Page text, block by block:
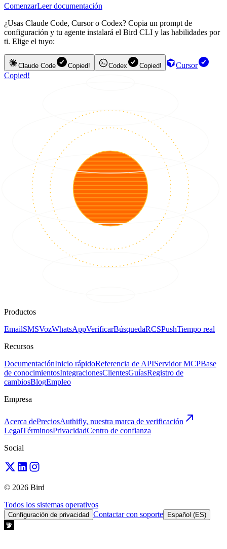
ComenzarLeer documentación
¿Usas Claude Code, Cursor o Codex? Copia un prompt de
configuración y tu agente instalará el Bird CLI y las habilidades por
ti. Elige el tuyo:
Claude Code Copied! Codex Copied!
Cursor
Copied!
Productos
EmailSMSVozWhatsAppVerificarBúsquedaRCSPushTiempo real
Recursos
DocumentaciónInicio rápidoReferencia de APIServidor MCPBase
de conocimientosIntegracionesClientesGuíasRegistro de
cambiosBlogEmpleo
Empresa
Acerca dePreciosAuthifly, nuestra marca de verificación
LegalTérminosPrivacidadCentro de confianza
Social
© 2026 Bird
Todos los sistemas operativos
Configuración de privacidad Contactar con soporte Español (ES)